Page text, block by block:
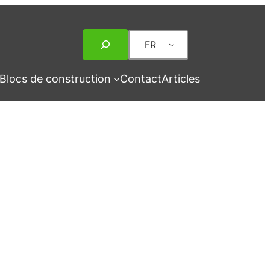
FR
de construction ContactArticles